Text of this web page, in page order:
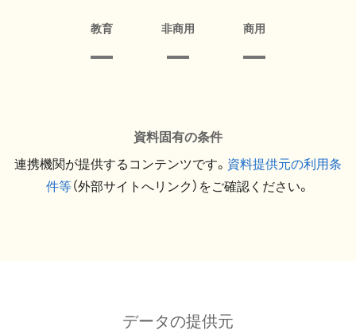
教育 非商用 商用
資料固有の条件
連携機関が提供するコンテンツです。 資料提供元の利用条
件等（外部サイトへリンク）をご確認ください。
データの提供元